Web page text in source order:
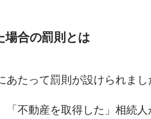
場合の罰則とは
たって罰則が設けられまし
「不動産を取得した」相続